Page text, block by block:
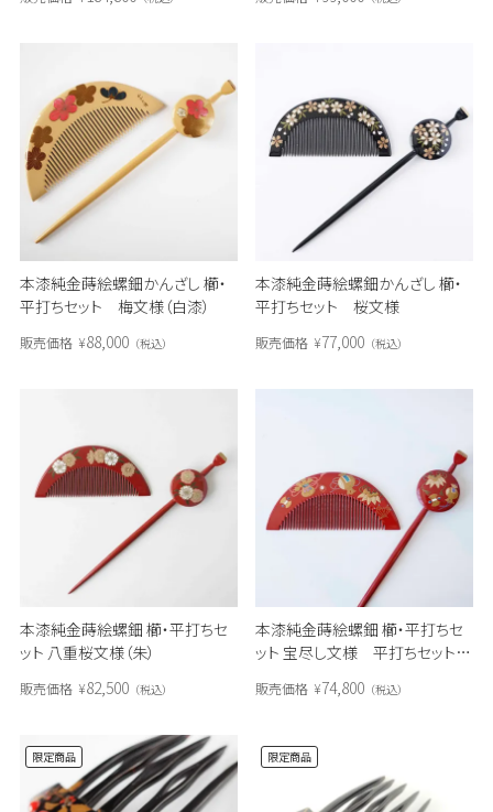
本漆純金蒔絵螺鈿かんざし 櫛・
平打ちセット 梅文様（白漆）
販売価格 ¥88,000 税込
本漆純金蒔絵螺鈿かんざし 櫛・
平打ちセット 桜文様
販売価格 ¥77,000 税込
本漆純金蒔絵螺鈿 櫛・平打ちセ
ット 八重桜文様（朱）
販売価格 ¥82,500 税込
本漆純金蒔絵螺鈿 櫛・平打ちセ
ット 宝尽し文様 平打ちセット
販売価格 ¥74,800 税込
限定商品 限定商品